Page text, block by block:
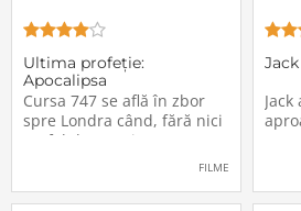
Ultima profeţie:
Apocalipsa
Cursa 747 se află în zbor
spre Londra când, fără nici
un fel de avertisment,
pasagerii încep să dispară
locurile lor. Teroarea și
FILME